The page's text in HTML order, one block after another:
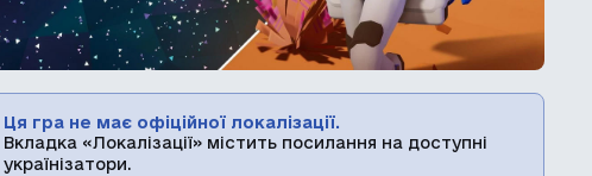
Ця гра не має офіційної локалізації.
Вкладка «Локалізації» містить посилання на доступні
українізатори.